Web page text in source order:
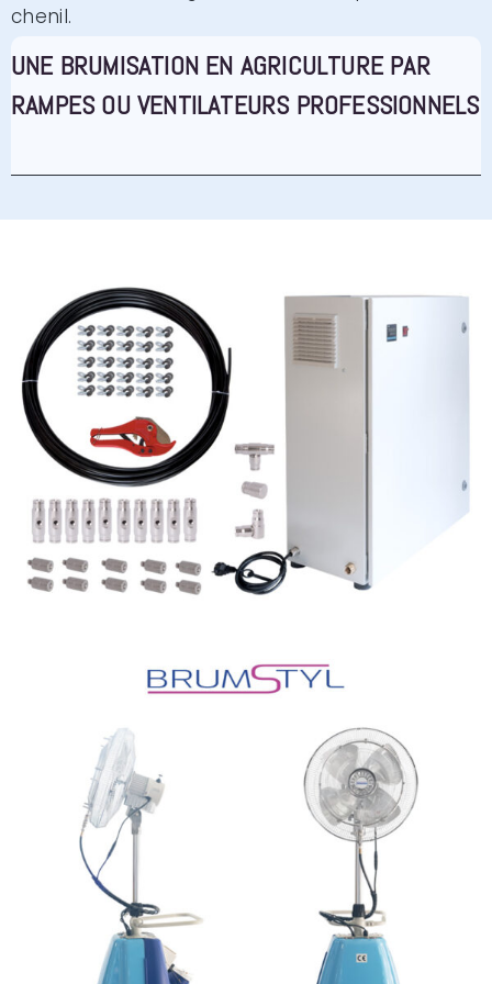
chenil.
UNE BRUMISATION EN AGRICULTURE PAR
RAMPES OU VENTILATEURS PROFESSIONNELS